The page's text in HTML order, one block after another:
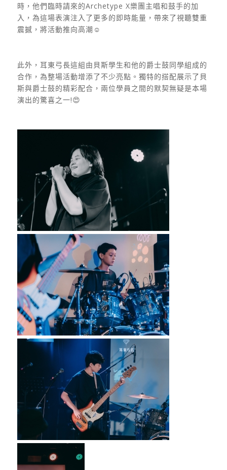
時，他們臨時請來的Archetype X樂團主唱和鼓手的加
入，為這場表演注入了更多的即時能量，帶來了視聽雙重
震撼，將活動推向高潮☺️
此外，耳東弓長這組由貝斯學生和他的爵士鼓同學組成的
合作，為整場活動增添了不少亮點。獨特的搭配展示了貝
斯與爵士鼓的精彩配合，兩位學員之間的默契無疑是本場
演出的驚喜之一!😍